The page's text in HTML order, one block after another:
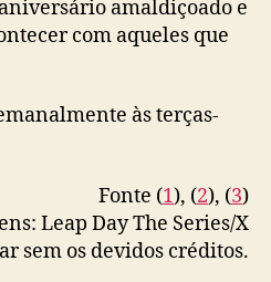
i
t
amaldiçoado e
com aqueles que
às terças-
Fonte (1), (2), (3)
Leap Day The Series/X
sem os devidos créditos.